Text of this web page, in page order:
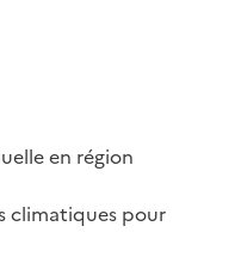
en région
climatiques pour